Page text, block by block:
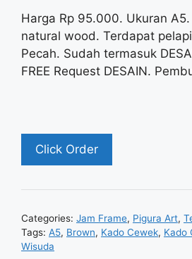
Harga Rp 95.000. Ukuran
natural wood. Terdapat
Pecah. Sudah termasuk
FREE Request DESAIN.
Click Order
Categories: Jam Frame, Pigura Art,
Tags: A5, Brown, Kado Cewek, Kado
Wisuda